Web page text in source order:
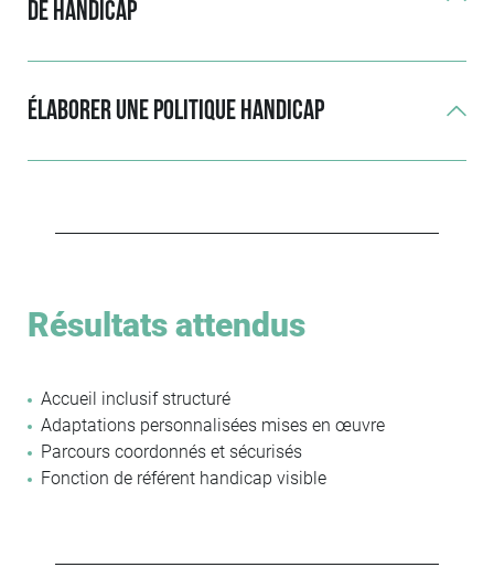
de handicap
Élaborer une politique handicap
Résultats attendus
Accueil inclusif structuré
Adaptations personnalisées mises en œuvre
Parcours coordonnés et sécurisés
Fonction de référent handicap visible